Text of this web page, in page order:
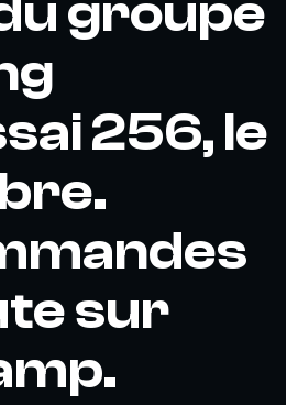
groupe
256, le
sur